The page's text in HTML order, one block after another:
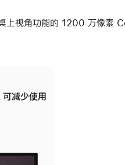
上视角功能的 1200 万像素
可减少使用
有高亮光源的